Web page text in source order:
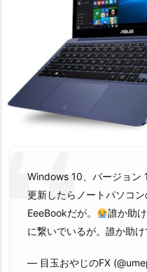
Windows 10、バージョン
更新したらノートパソコ
EeeBookだが。
誰か助
に繋いでいるが。誰か助
— 目玉おやじのFX